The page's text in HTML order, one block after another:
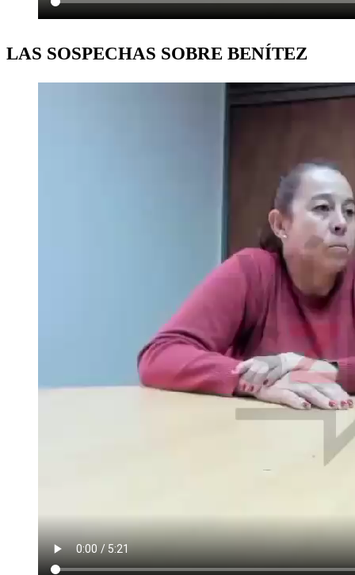
LAS SOSPECHAS SOBRE BENÍTEZ